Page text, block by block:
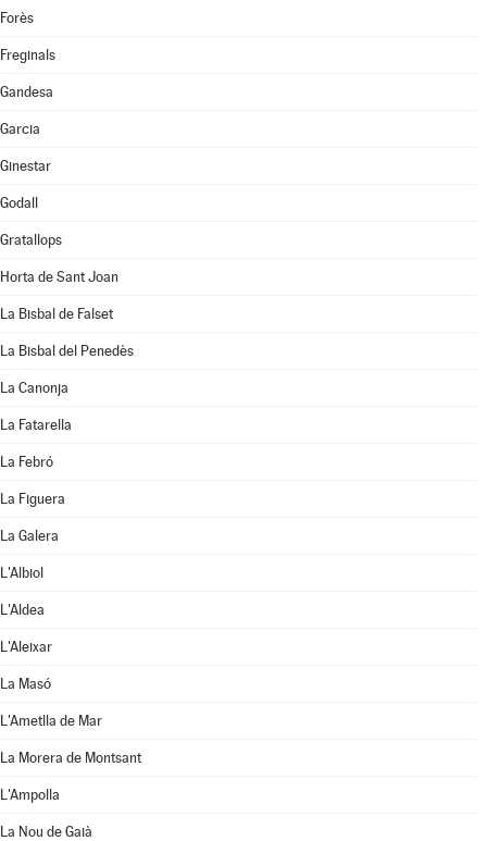
Forès
Freginals
Gandesa
Garcia
Ginestar
Godall
Gratallops
Horta de Sant Joan
La Bisbal de Falset
La Bisbal del Penedès
La Canonja
La Fatarella
La Febró
La Figuera
La Galera
L'Albiol
L'Aldea
L'Aleixar
La Masó
L'Ametlla de Mar
La Morera de Montsant
L'Ampolla
La Nou de Gaià